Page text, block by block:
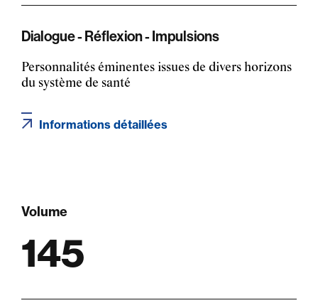
Dialogue - Réflexion - Impulsions
Personnalités éminentes issues de divers horizons
du système de santé
Informations détaillées
Volume
145